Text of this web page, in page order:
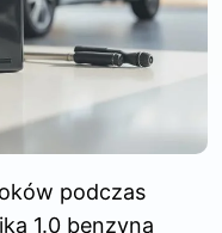
podczas
1.0 benzyna